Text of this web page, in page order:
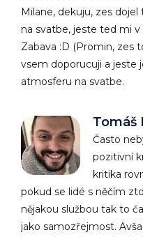
Milane, dekuju, zes
na svatbe, jeste ted mi v
Zabava :D (Promin, zes
vsem doporucuji a jeste
atmosferu na svatbe.
Tomáš
Často
pozitivní
kritika
pokud se lidé s něčím
nějakou službou tak to
jako samozřejmost.